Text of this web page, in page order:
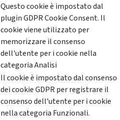
Questo cookie è impostato dal
plugin GDPR Cookie Consent. Il
cookie viene utilizzato per
memorizzare il consenso
dell'utente per i cookie nella
categoria Analisi
Il cookie è impostato dal consenso
dei cookie GDPR per registrare il
consenso dell'utente per i cookie
nella categoria Funzionali.